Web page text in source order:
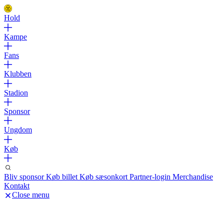
Hold
Kampe
Fans
Klubben
Stadion
Sponsor
Ungdom
Køb
Bliv sponsorKøb billet Køb sæsonkort Partner-login Merchandise
Kontakt
Close menu